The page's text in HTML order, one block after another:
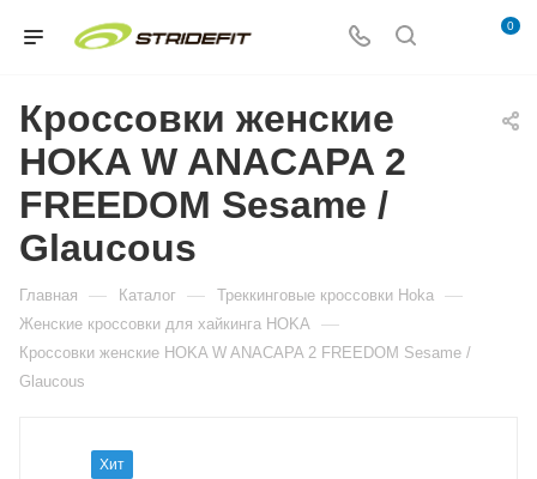
0
Кроссовки женские
HOKA W ANACAPA 2
FREEDOM Sesame /
Glaucous
Главная — Каталог — Треккинговые кроссовки Hoka —
Женские кроссовки для хайкинга HOKA —
Кроссовки женские HOKA W ANACAPA 2 FREEDOM Sesame /
Glaucous
Хит